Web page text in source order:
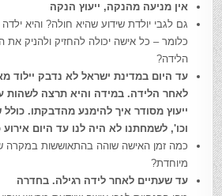
אין מניעה מהנקה, ייעוץ הנקה
גם לגבי יולדת שידוע שהיא חולה? והיא
כלומר – כל אישה יכולה להחזיק ולהניק את
הלידה?
עד היום במדינת ישראל לא נדבק יילוד
לאחר הלידה. במידה והיא תרצה לשהות
ייעוץ מסודר איך להימנע מהדבקתו.
וכו', לשמחתנו לא היה לנו עד היום אירוע
כמה זמן האישה שוהה בהתאוששות במקרה
מיוחדת?
עד שעתיים לאחר לידה רגילה. בחדרה